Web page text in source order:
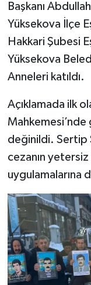
Başkanı
Yüksekova İlçe
Hakkari Şubesi
Yüksekova
Anneleri katıldı.
Açıklamada ilk
Mahkemesi’nde
değinildi. Sertip
cezanın
uygulamalarına
SPOR
TARİH
TEKNOLOJİ
YAŞAM